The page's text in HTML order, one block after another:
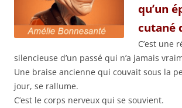
qu’un
cutané
C’est une
silencieuse d’un passé qui n’a jamais
Une braise ancienne qui couvait sous la
jour, se rallume.
C’est le corps nerveux qui se souvient.